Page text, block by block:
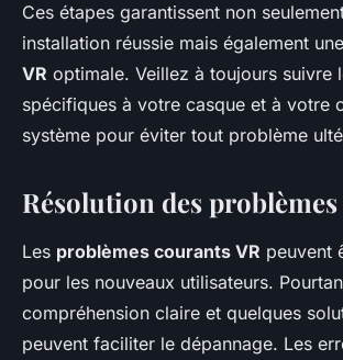
Ces étapes garantissent non
installation réussie mais également une
VR optimale. Veillez à toujours suivre
spécifiques à votre casque et à votre
système pour éviter tout problème
Résolution des
Les problèmes courants VR peuvent
pour les nouveaux utilisateurs.
compréhension claire et quelques
peuvent faciliter le dépannage. Les